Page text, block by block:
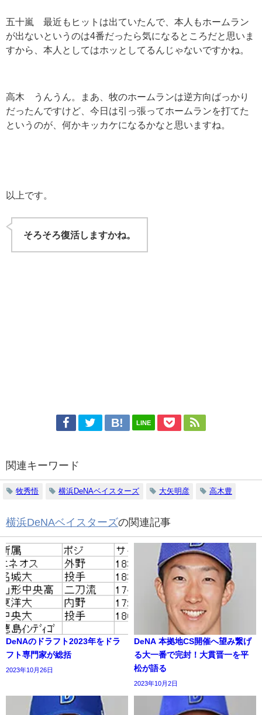
五十嵐 最近もヒットは出ていたんで、本人もホームラン
が出ないというのは4番だったら気になるところだと思いま
すから、本人としてはホッとしてるんじゃないですかね。
高木 うんうん。まあ、牧のホームランは逆方向ばっかり
だったんですけど、今日は引っ張ってホームランを打てた
というのが、何かキッカケになるかなと思いますね。
以上です。
そろそろ復活しますかね。
LINE
関連キーワード
牧秀悟 横浜DeNAベイスターズ 大矢明彦 高木豊
横浜DeNAベイスターズの関連記事
DeNAのドラフト2023年をドラ
フト専門家が総括
2023年10月26日
DeNA 本拠地CS開催へ望み繋げ
る大一番で完封！大貫晋一を平
松が語る
2023年10月2日